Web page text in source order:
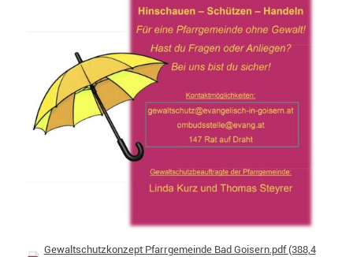
Gewaltschutzkonzept Pfarrgemeinde Bad Goisern.pdf(388,4